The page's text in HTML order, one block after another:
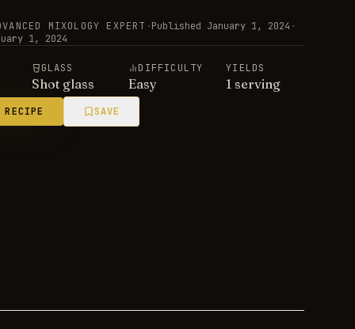
MIXOLOGY EXPERT ·Published January 1, 2024 ·
1, 2024
GLASS
Shot glass
DIFFICULTY
Easy
YIELDS
1 serving
SAVE